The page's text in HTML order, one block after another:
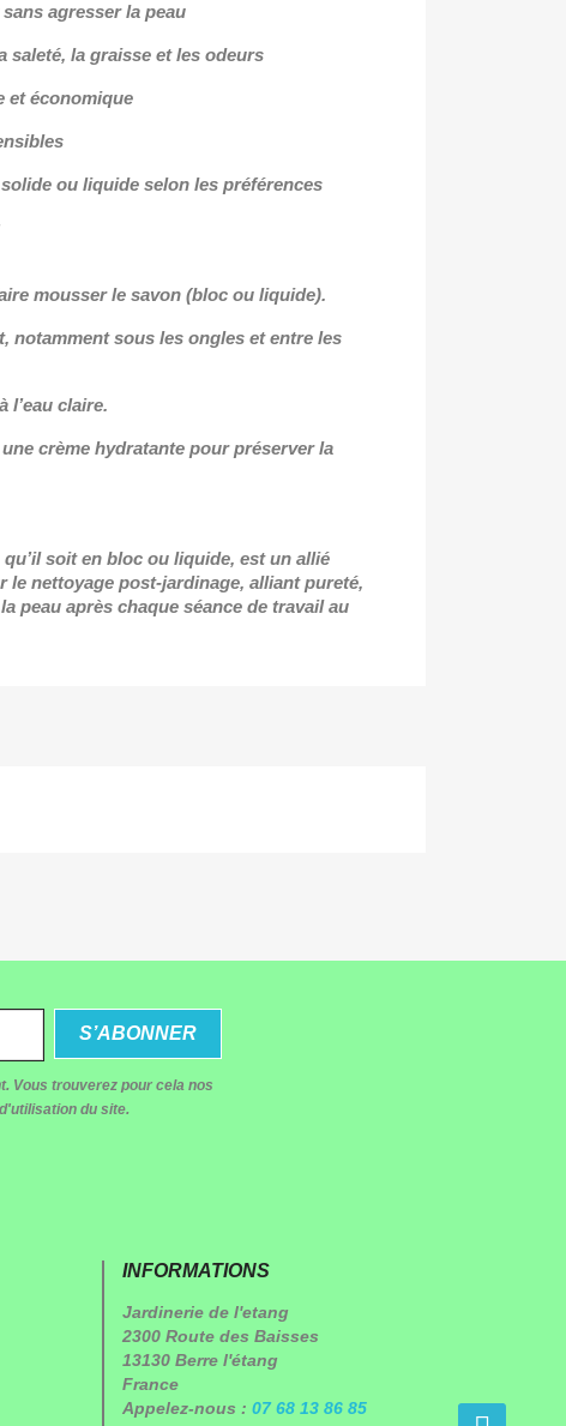
agresser la peau
saleté, la graisse et les odeurs
et économique
ou liquide selon les préférences
mousser le savon (bloc ou liquide).
notamment sous les ongles et entre les
l’eau claire.
crème hydratante pour préserver la
soit en bloc ou liquide, est un allié
le nettoyage post-jardinage, alliant pureté,
peau après chaque séance de travail au
Vous trouverez pour cela nos
du site.
INFORMATIONS
Jardinerie de l'etang
2300 Route des Baisses
13130 Berre l'étang
France
Appelez-nous : 07 68 13 86 85